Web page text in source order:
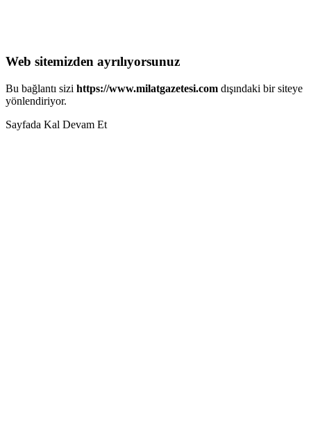
Web sitemizden ayrılıyorsunuz
Bu bağlantı sizi https://www.milatgazetesi.com dışındaki bir siteye
yönlendiriyor.
Sayfada Kal Devam Et